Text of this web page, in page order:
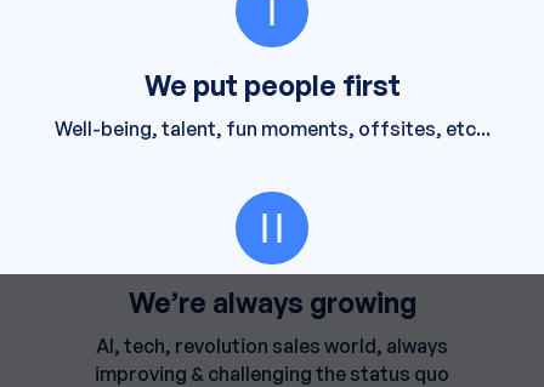
We put people first
Well-being, talent, fun moments, offsites, etc...
We’re always growing
AI, tech, revolution sales world, always
improving & challenging the status quo